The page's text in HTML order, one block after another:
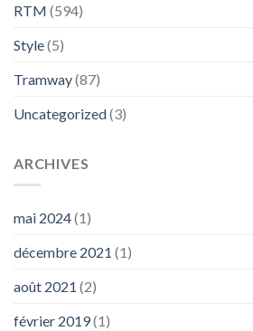
RTM (594)
Style(5)
Tramway(87)
Uncategorized(3)
ARCHIVES
mai 2024(1)
décembre 2021 (1)
août 2021 (2)
février 2019(1)